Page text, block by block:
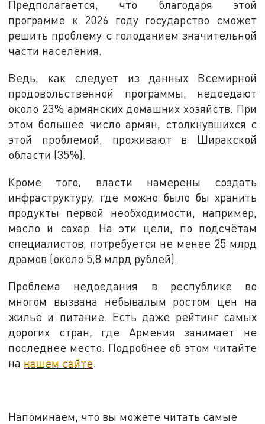
Предполагается, что благодаря этой
программе к 2026 году государство сможет
решить проблему с голоданием значительной
части населения.
Ведь, как следует из данных Всемирной
продовольственной программы, недоедают
около 23% армянских домашних хозяйств. При
этом большее число армян, столкнувшихся с
этой проблемой, проживают в Ширакской
области (35%).
Кроме того, власти намерены создать
инфраструктуру, где можно было бы хранить
продукты первой необходимости, например,
масло и сахар. На эти цели, по подсчётам
специалистов, потребуется не менее 25 млрд
драмов (около 5,8 млрд рублей).
Проблема недоедания в республике во
многом вызвана небывалым ростом цен на
жильё и питание. Есть даже рейтинг самых
дорогих стран, где Армения занимает не
последнее место. Подробнее об этом читайте
на нашем сайте
Напоминаем, что вы можете читать самые